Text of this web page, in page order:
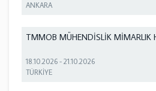
ANKARA
TMMOB MÜHENDİSLİK MİMARLIK
18.10.2026 -21.10.2026
TÜRKİYE